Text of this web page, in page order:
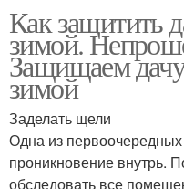
Как защитить
зимой.
Защищаем
зимой
Заделать щели
Одна из первоочередных
проникновение внутрь.
обследовать все